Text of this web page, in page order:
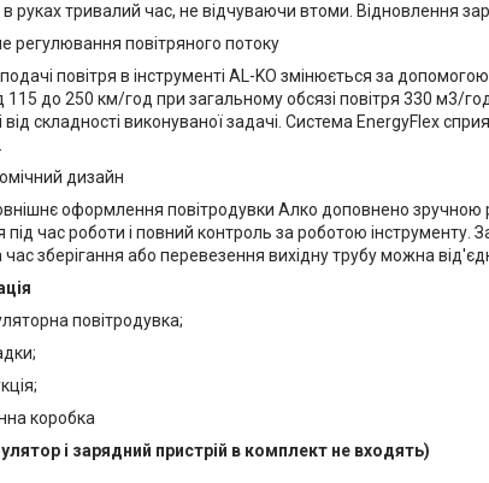
в руках тривалий час, не відчуваючи втоми. Відновлення
регулювання повітряного потоку
повітря в інструменті AL-KO змінюється за
115 до 250 км/год при загальному обсязі повітря 330 м3/
від складності виконуваної задачі. Система EnergyFlex
дизайн
оформлення повітродувки Алко доповнено
під час роботи і повний контроль за роботою інструменту.
час зберігання або перевезення вихідну трубу можна
повітродувка;
коробка
і зарядний пристрій в комплект не входять)